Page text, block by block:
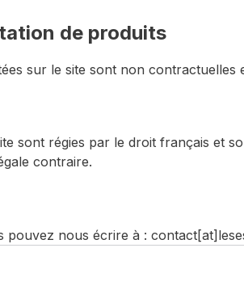
de produits
sur le site sont non contractuelles
sont régies par le droit français et
contraire.
pouvez nous écrire à : contact[at]